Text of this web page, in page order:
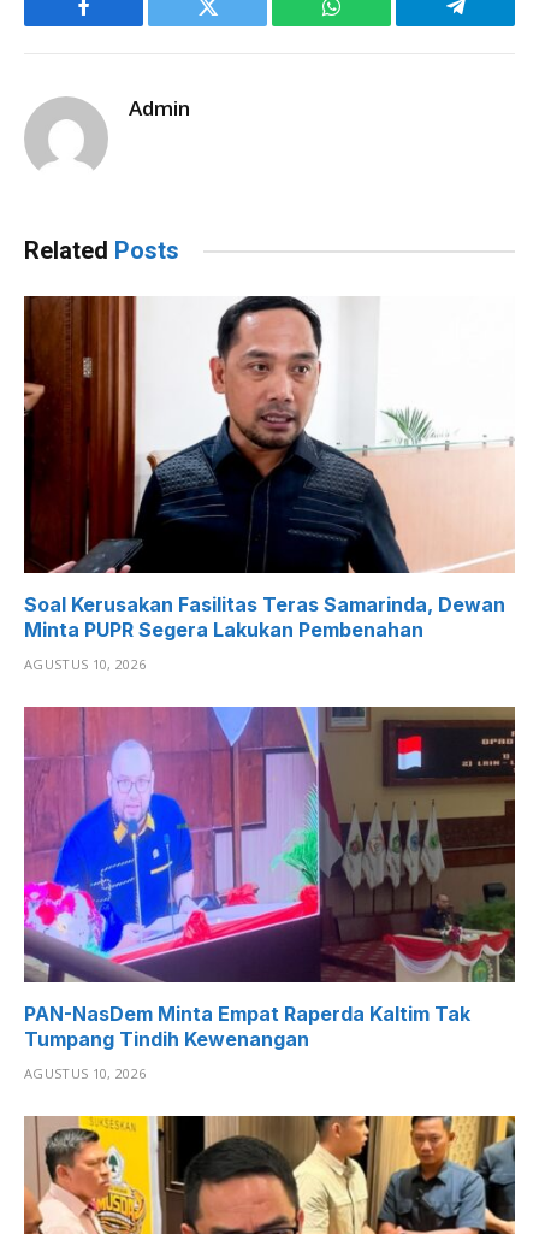
Facebook Twitter WhatsApp Telegram
Admin
Related Posts
Soal Kerusakan Fasilitas Teras Samarinda, Dewan
Minta PUPR Segera Lakukan Pembenahan
AGUSTUS 10, 2026
PAN-NasDem Minta Empat Raperda Kaltim Tak
Tumpang Tindih Kewenangan
AGUSTUS 10, 2026